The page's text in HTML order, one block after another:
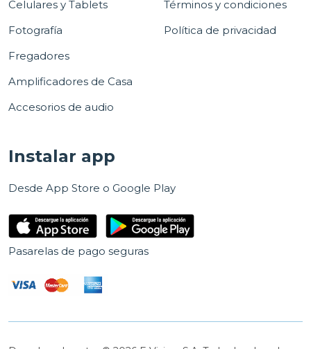
Celulares y Tablets
Fotografía
Fregadores
Amplificadores de Casa
Accesorios de audio
Términos y condiciones
Política de privacidad
Instalar app
Desde App Store o Google Play
Pasarelas de pago seguras